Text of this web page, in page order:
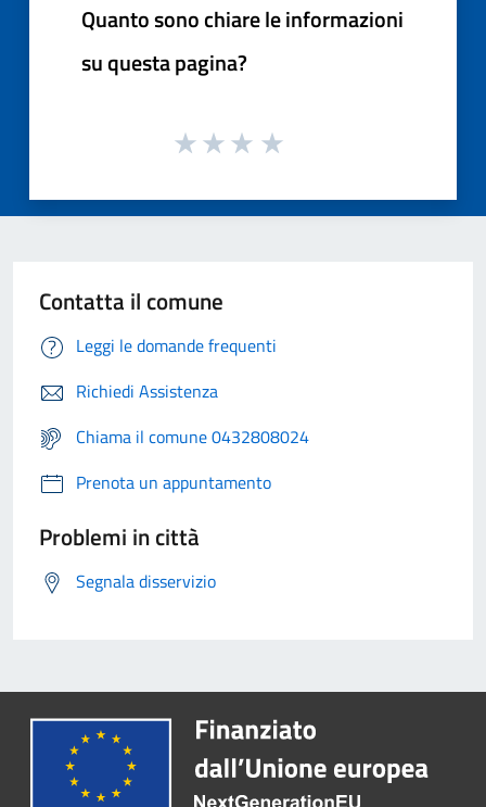
Quanto sono chiare le informazioni
su questa pagina?
Contatta il comune
Leggi le domande frequenti
Richiedi Assistenza
Chiama il comune 0432808024
Prenota un appuntamento
Problemi in città
Segnala disservizio